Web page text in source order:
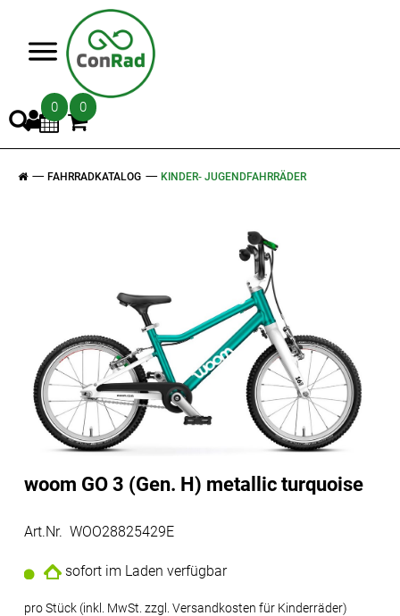
0 0
FAHRRADKATALOG KINDER- JUGENDFAHRRÄDER
woom GO 3 (Gen. H) metallic turquoise
Art.Nr. WOO28825429E
sofort im Laden verfügbar
pro Stück (inkl. MwSt. zzgl. Versandkosten für Kinderräder)